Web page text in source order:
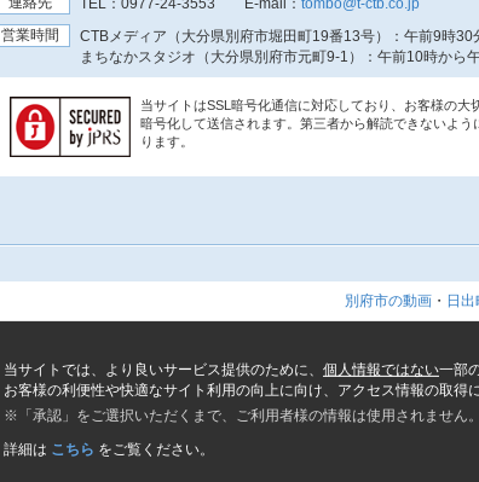
TEL： 0977-24-3553 E-mail： tombo@t-ctb.co.jp
営業時間
CTBメディア（大分県別府市堀田町19番13号）
：午前9時
まちなかスタジオ（大分県別府市元町9-1）
：午前10時から
当サイトはSSL暗号化通信に対応しており、お客様の大
暗号化して送信されます。第三者から解読できないよう
ります。
別府市の動画 ・ 日
当サイトでは、より良いサービス提供のために、 個人情報ではない一部
お客様の利便性や快適なサイト利用の向上に向け、アクセス情報の取得
※「承認」をご選択いただくまで、ご利用者様の情報は使用されません。
詳細は こちら をご覧ください。